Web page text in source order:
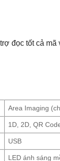
đọc tốt cả
Area Imaging
1D, 2D, QR
USB
LED ánh sáng